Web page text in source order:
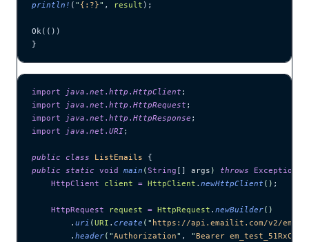
println! ( " {:?}" , result );
Ok(())
}
import java . net . http . HttpClient ;
import java . net . http . HttpRequest ;
import java . net . http . HttpResponse ;
import java . net . URI;
public class ListEmails {
public static void main (String [] args ) throws Exception
    HttpClient
client = HttpClient . newHttpClient () ;
    HttpRequest
request = HttpRequest . newBuilder()
        .
uri (URI . create ( " https://api.emailit.com/v2/
        .
header( "Authorization" , "Bearer